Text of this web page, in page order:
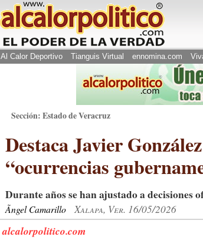
Al Calor Deportivo Tianguis Virtual ennomina.com
Sección: Estado de Veracruz
Destaca Javier
“ocurrencias
Durante años se han ajustado a decisiones
Ãngel Camarillo Xalapa, Ver. 16/05/2026
alcalorpolitico.com